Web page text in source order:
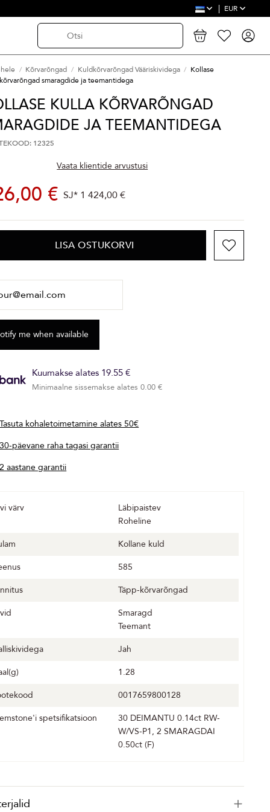
EUR
Kõrvarõngad Kuldkõrvarõngad Vääriskividega
Kollase
smaragdide ja teemantidega
KULLA KÕRVARÕNGAD
JA TEEMANTIDEGA
12325
Vaata klientide arvustusi
€ SJ* 1 424,00 €
LISA OSTUKORVI
Kuumakse alates 19.55 €
Minimaalne sissemakse alates 0.00 €
Tasuta kohaletoimetamine alates 50€
30-päevane raha tagasi garantii
2 aastane garantii
värv
Läbipaistev
Roheline
Kollane kuld
585
Täpp-kõrvarõngad
Smaragd
Teemant
Jah
1.28
0017659800128
spetsifikatsioon
30 DEIMANTU 0.14ct RW-
W/VS-P1, 2 SMARAGDAI
0.50ct (F)